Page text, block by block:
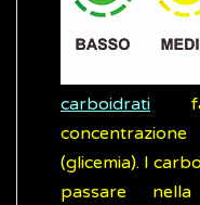
carboidrati
(glicemia). I
passare nella